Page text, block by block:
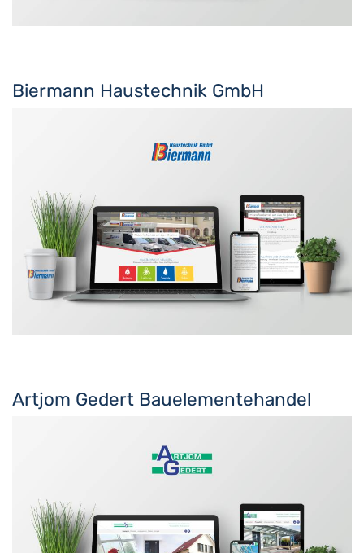
Biermann Haustechnik GmbH
Artjom Gedert Bauelementehandel